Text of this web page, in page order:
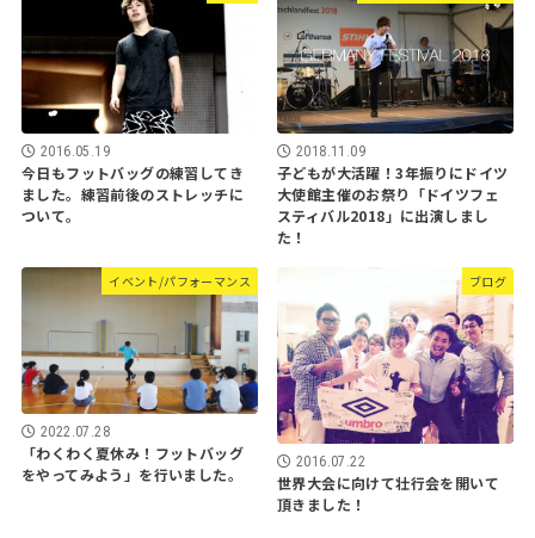
2016.05.19
今日もフットバッグの練習してき
ました。練習前後のストレッチに
ついて。
2018.11.09
子どもが大活躍！3年振りにドイツ
大使館主催のお祭り「ドイツフェ
スティバル2018」に出演しまし
た！
イベント/パフォーマンス
2022.07.28
「わくわく夏休み！フットバッグ
をやってみよう」を行いました。
ブログ
2016.07.22
世界大会に向けて壮行会を開いて
頂きました！